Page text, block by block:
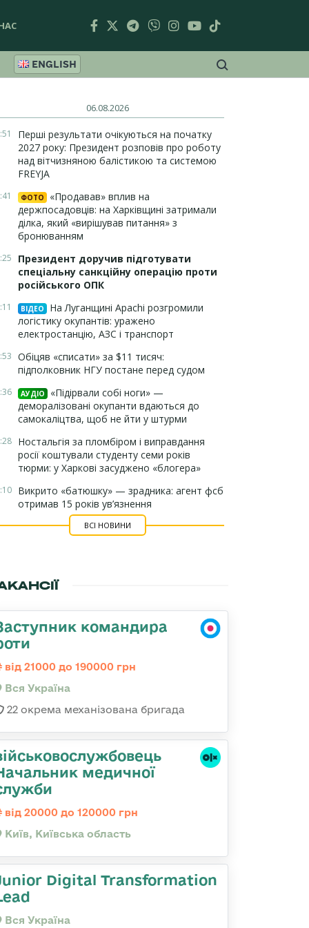
ENGLISH
06.08.2026
Перші результати очікуються на початку
2027 року: Президент розповів про роботу
над вітчизняною балістикою та системою
FREYJA
ФОТО
«Продавав» вплив на
держпосадовців: на Харківщині затримали
ділка, який «вирішував питання» з
бронюванням
Президент доручив підготувати
спеціальну санкційну операцію проти
російського ОПК
ВІДЕО
На Луганщині Apachi розгромили
логістику окупантів: уражено
електростанцію, АЗС і транспорт
Обіцяв «списати» за $11 тисяч:
підполковник НГУ постане перед судом
АУДІО
«Підірвали собі ноги» —
деморалізовані окупанти вдаються до
самокаліцтва, щоб не йти у штурми
Ностальгія за пломбіром і виправдання
росії коштували студенту семи років
тюрми: у Харкові засуджено «блогера»
Викрито «батюшку» — зрадника: агент фсб
отримав 15 років ув’язнення
ВСІ НОВИНИ
командира
від 21000 до 190000 грн
Вся Україна
22 окрема механізована бригада
медичної
від 20000 до 120000 грн
Київ, Київська область
Digital Transformation
Вся Україна